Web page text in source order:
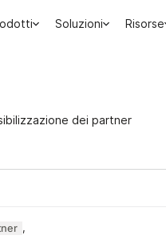
Soluzioni Risorse
dei partner
,